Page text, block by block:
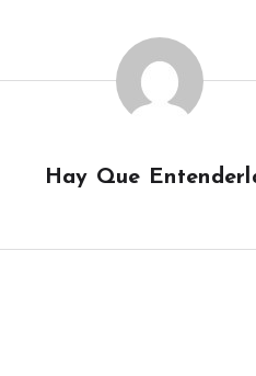
Hay Que